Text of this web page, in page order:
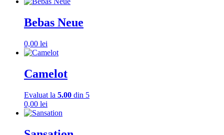
Bebas Neue
0,00 lei
Camelot
Evaluat la 5.00 din 5
0,00 lei